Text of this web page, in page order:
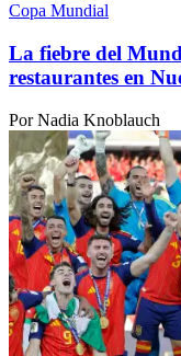
Copa Mundial
La fiebre del
restaurantes en
Por Nadia Knoblauch